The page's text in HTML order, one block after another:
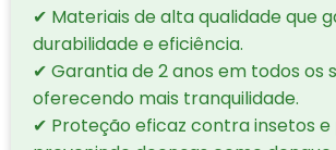
✔ Materiais de alta qualidade que
durabilidade e eficiência.
✔ Garantia de 2 anos em todos os
oferecendo mais tranquilidade.
✔ Proteção eficaz contra insetos e